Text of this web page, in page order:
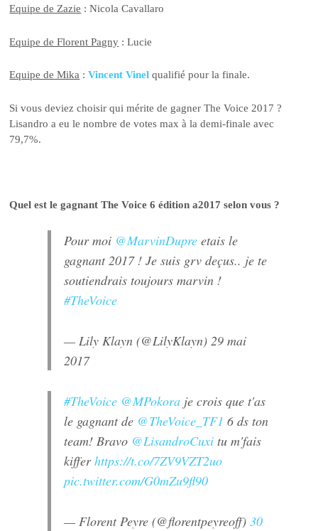
Equipe de Zazie : Nicola Cavallaro
Equipe de Florent Pagny : Lucie
Equipe de Mika :Vincent Vinel qualifié pour la finale.
Si vous deviez choisir qui mérite de gagner The Voice 2017 ?
Lisandro a eu le nombre de votes max à la demi-finale avec
79,7%.
Quel est le gagnant The Voice 6 édition a2017 selon vous ?
Pour moi @MarvinDupre etais le
gagnant 2017 ! Je suis grv deçus.. je te
soutiendrais toujours marvin !
#TheVoice
— Lily Klayn (@LilyKlayn)29 mai
2017
#TheVoice @MPokora je crois que t'as
le gagnant de @TheVoice_TF1 6 ds ton
team! Bravo @LisandroCuxi tu m'fais
kifferhttps://t.co/7ZV9VZT2uo
pic.twitter.com/G0mZu9fl90
— Florent Peyre (@florentpeyreoff)30